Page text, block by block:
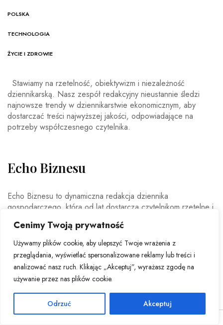
Cenimy Twoją prywatność
Używamy plików cookie, aby ulepszyć Twoje wrażenia z
przeglądania, wyświetlać spersonalizowane reklamy lub treści i
analizować nasz ruch. Klikając „Akceptuj”, wyrażasz zgodę na
używanie przez nas plików cookie.
Odrzuć Akceptuj
POLSKA
TECHNOLOGIA
ŻYCIE I ZDROWIE
Stawiamy na rzetelność, obiektywizm i niezależność
dziennikarską. Nasz zespół redakcyjny nieustannie śledzi
najnowsze trendy w dziennikarstwie ekonomicznym, aby
dostarczać treści najwyższej jakości, odpowiadające na
potrzeby współczesnego czytelnika.
Echo Biznesu
Echo Biznesu to dynamiczna redakcja dziennika
gospodarczego, która od lat dostarcza czytelnikom rzetelne i
doświadczonych dziennikarzy i ekspertów ekonomicznych
codziennie analizuje najważniejsze wydarzenia rynkowe,
trendy gospodarcze oraz decyzje mające wpływ na polską i
światową ekonomię.
© Copyright 2026 - Echo Biznesu . All Rights Reserved